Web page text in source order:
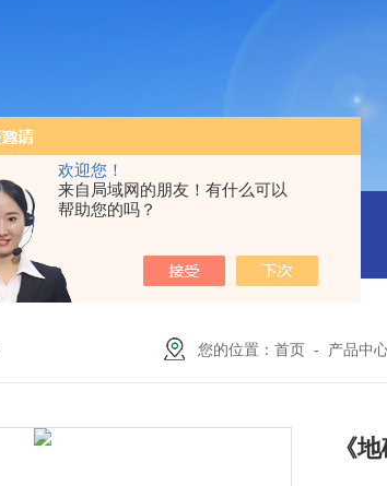
欢迎您！
来自局域网的朋友！有什么可以
帮助您的吗？
SCS-18米120吨温岭装一台16米100吨地磅多少
您的位置：首页 - 产品中
《